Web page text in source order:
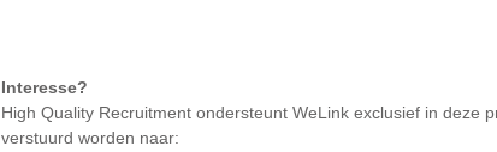
Interesse?
High Quality Recruitment ondersteunt WeLink exclusief in deze
verstuurd worden naar: